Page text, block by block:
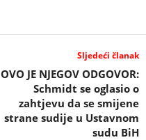
Sljedeći članak
OVO JE NJEGOV ODGOVOR:
Schmidt se oglasio o
zahtjevu da se smijene
strane sudije u Ustavnom
sudu BiH